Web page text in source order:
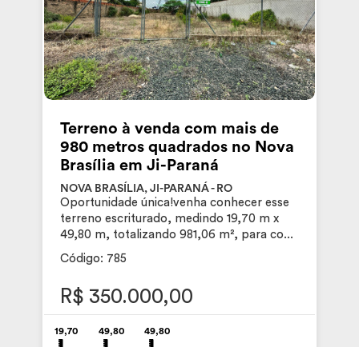
Terreno à venda com mais de
980 metros quadrados no Nova
Brasília em Ji-Paraná
NOVA BRASÍLIA, JI-PARANÁ - RO
Oportunidade única!venha conhecer esse
terreno escriturado, medindo 19,70 m x
49,80 m, totalizando 981,06 m², para co...
Código: 785
R$ 350.000,00
19,70 49,80 49,80